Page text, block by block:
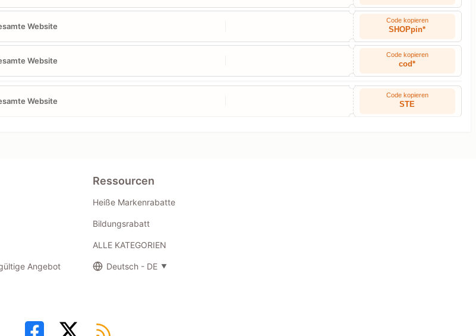
Website
Code kopieren
SHOPpin*
Website
Code kopieren
cod*
Website
Code kopieren
STE
Angebot
Ressourcen
Heiße Markenrabatte
Bildungsrabatt
ALLE KATEGORIEN
Deutsch - DE